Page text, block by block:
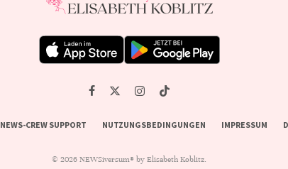
NEWS-CREW SUPPORT NUTZUNGSBEDINGUNGEN IMPRESSUM
© 2026 NEWSiversum® by Elisabeth Koblitz.